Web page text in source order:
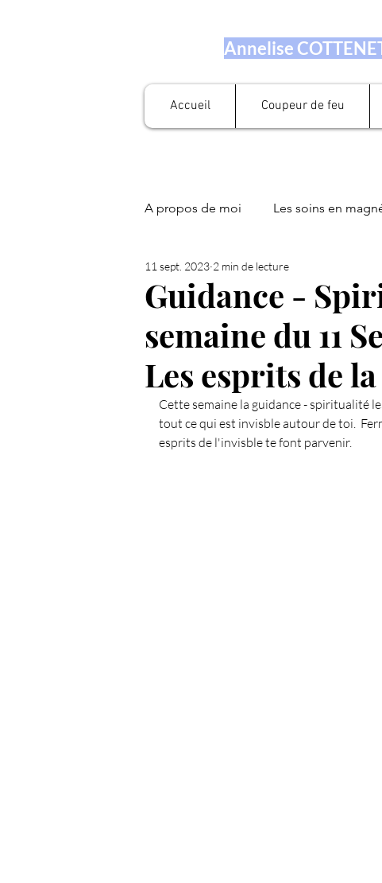
Annelise
Accueil Coupeur de feu
A propos de moi Les soins en
Prestation en numérologie
Fleurs de Bach Soin Libération
Spiritualié Les Chakras
Guidance -
semaine du 11
Les esprits de
11 sept. 2023 2 min de lecture
Cette semaine la guidance - spiritualité
tout ce qui est invisble autour de toi.
esprits de l'invisble te font parvenir.